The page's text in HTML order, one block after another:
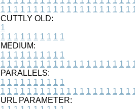
1 1 1 1 1 1 1 1 1 1 1 1 1 1 1 1 1 1 1 1
CUTTLY OLD:
1
1 1 1 1 1 1 1 1 1 1
MEDIUM:
1 1 1 1 1 1 1 1 1 1
1 1 1 1 1 1 1 1 1 1 1 1 1 1 1 1 1 1 1 1
PARALLELS:
1 1 1 1 1 1 1 1 1 1
1 1 1 1 1 1 1 1 1 1 1 1 1 1 1 1 1 1 1 1
URL PARAMETER: